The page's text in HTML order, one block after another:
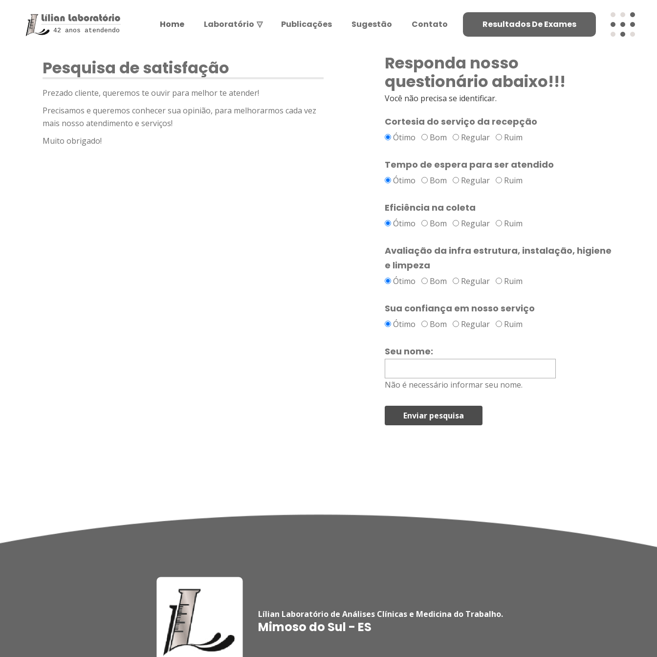
42 anos atendendo
Home Laboratório ▽ Publicações Sugestão Contato Resultados De Exames
Pesquisa de satisfação
Prezado cliente, queremos te ouvir para melhor te atender!
Precisamos e queremos conhecer sua opinião, para melhorarmos cada vez
mais nosso atendimento e serviços!
Muito obrigado!
Responda nosso
questionário abaixo!!!
Você não precisa se identificar.
Cortesia do serviço da recepção
Ótimo Bom Regular Ruim
Tempo de espera para ser atendido
Ótimo Bom Regular Ruim
Eficiência na coleta
Ótimo Bom Regular Ruim
Avaliação da infra estrutura, instalação, higiene
e limpeza
Ótimo Bom Regular Ruim
Sua confiança em nosso serviço
Ótimo Bom Regular Ruim
Seu nome:
Não é necessário informar seu nome.
Lílian Laboratório de Análises Clínicas e Medicina do Trabalho.
Mimoso do Sul - ES